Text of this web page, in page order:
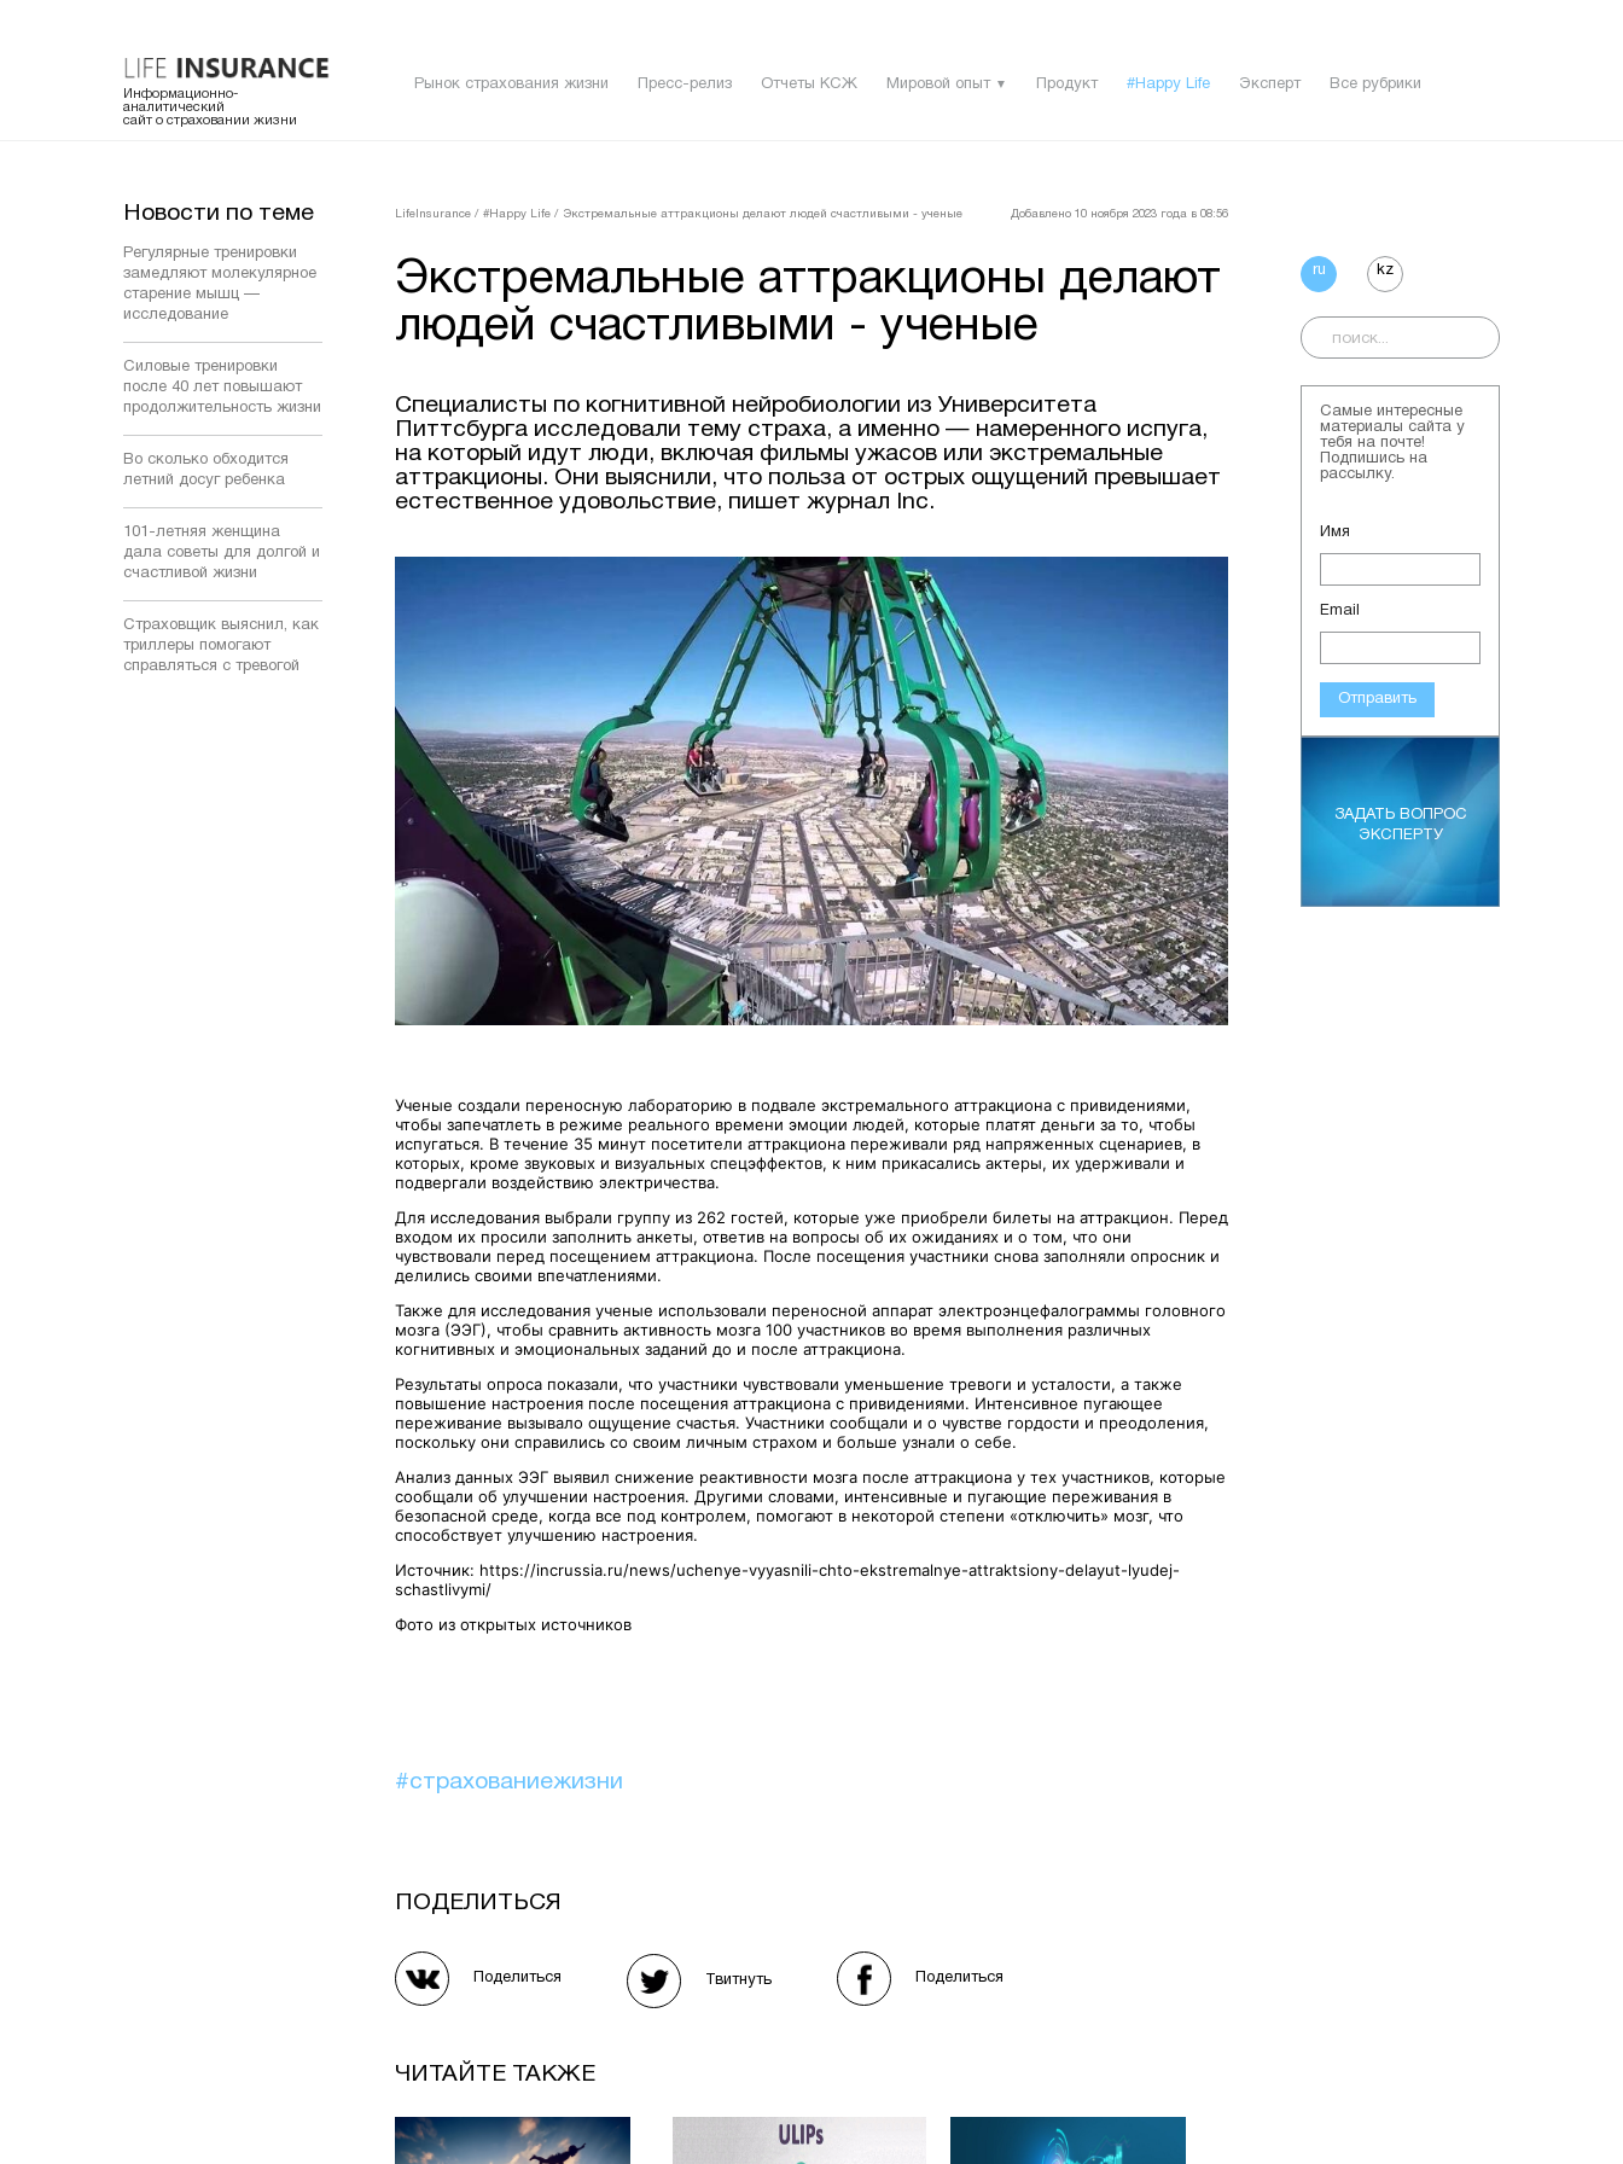
Информационно-
аналитический
сайт о страховании жизни
Рынок страхования жизни Пресс-релиз Отчеты КСЖ Мировой опыт ▼ Продукт #Happy Life Эксперт Все рубрики
Новости по теме
Регулярные тренировки
замедляют молекулярное
старение мышц —
исследование
Силовые тренировки
после 40 лет повышают
продолжительность жизни
Во сколько обходится
летний досуг ребенка
101-летняя женщина
дала советы для долгой и
счастливой жизни
Страховщик выяснил, как
триллеры помогают
справляться с тревогой
LifeInsurance / #Happy Life / Экстремальные аттракционы делают людей счастливыми - ученые Добавлено 10 ноября 2023 года в 08:56
Экстремальные аттракционы делают
людей счастливыми - ученые
Специалисты по когнитивной нейробиологии из Университета
Питтсбурга исследовали тему страха, а именно — намеренного испуга,
на который идут люди, включая фильмы ужасов или экстремальные
аттракционы. Они выяснили, что польза от острых ощущений превышает
естественное удовольствие, пишет журнал Inc.
Ученые создали переносную лабораторию в подвале экстремального аттракциона с привидениями,
чтобы запечатлеть в режиме реального времени эмоции людей, которые платят деньги за то, чтобы
испугаться. В течение 35 минут посетители аттракциона переживали ряд напряженных сценариев, в
которых, кроме звуковых и визуальных спецэффектов, к ним прикасались актеры, их удерживали и
подвергали воздействию электричества.
Для исследования выбрали группу из 262 гостей, которые уже приобрели билеты на аттракцион. Перед
входом их просили заполнить анкеты, ответив на вопросы об их ожиданиях и о том, что они
чувствовали перед посещением аттракциона. После посещения участники снова заполняли опросник и
делились своими впечатлениями.
Также для исследования ученые использовали переносной аппарат электроэнцефалограммы головного
мозга (ЭЭГ), чтобы сравнить активность мозга 100 участников во время выполнения различных
когнитивных и эмоциональных заданий до и после аттракциона.
Результаты опроса показали, что участники чувствовали уменьшение тревоги и усталости, а также
повышение настроения после посещения аттракциона с привидениями. Интенсивное пугающее
переживание вызывало ощущение счастья. Участники сообщали и о чувстве гордости и преодоления,
поскольку они справились со своим личным страхом и больше узнали о себе.
Анализ данных ЭЭГ выявил снижение реактивности мозга после аттракциона у тех участников, которые
сообщали об улучшении настроения. Другими словами, интенсивные и пугающие переживания в
безопасной среде, когда все под контролем, помогают в некоторой степени «отключить» мозг, что
способствует улучшению настроения.
Источник: https://incrussia.ru/news/uchenye-vyyasnili-chto-ekstremalnye-attraktsiony-delayut-lyudej-
schastlivymi/
Фото из открытых источников
#страхованиежизни
ПОДЕЛИТЬСЯ
Поделиться Твитнуть Поделиться
ЧИТАЙТЕ ТАКЖЕ
ru kz
Самые интересные
материалы сайта у
тебя на почте!
Подпишись на
рассылку.
Имя
Email
Отправить
ЗАДАТЬ ВОПРОС
ЭКСПЕРТУ